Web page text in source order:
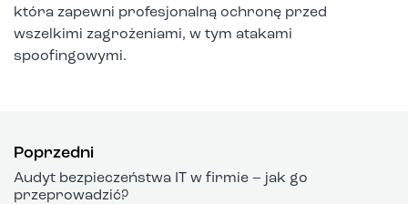
która zapewni profesjonalną ochronę przed
wszelkimi zagrożeniami, w tym atakami
spoofingowymi.
Poprzedni
Audyt bezpieczeństwa IT w firmie – jak go
przeprowadzić?